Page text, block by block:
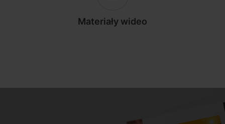
Materiały wideo